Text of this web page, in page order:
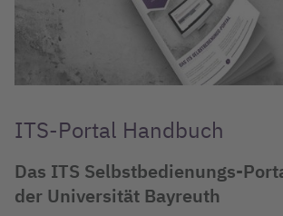
ITS-Portal Handbuch
Das ITS Selbstbedienungs-
der Universität Bayreuth